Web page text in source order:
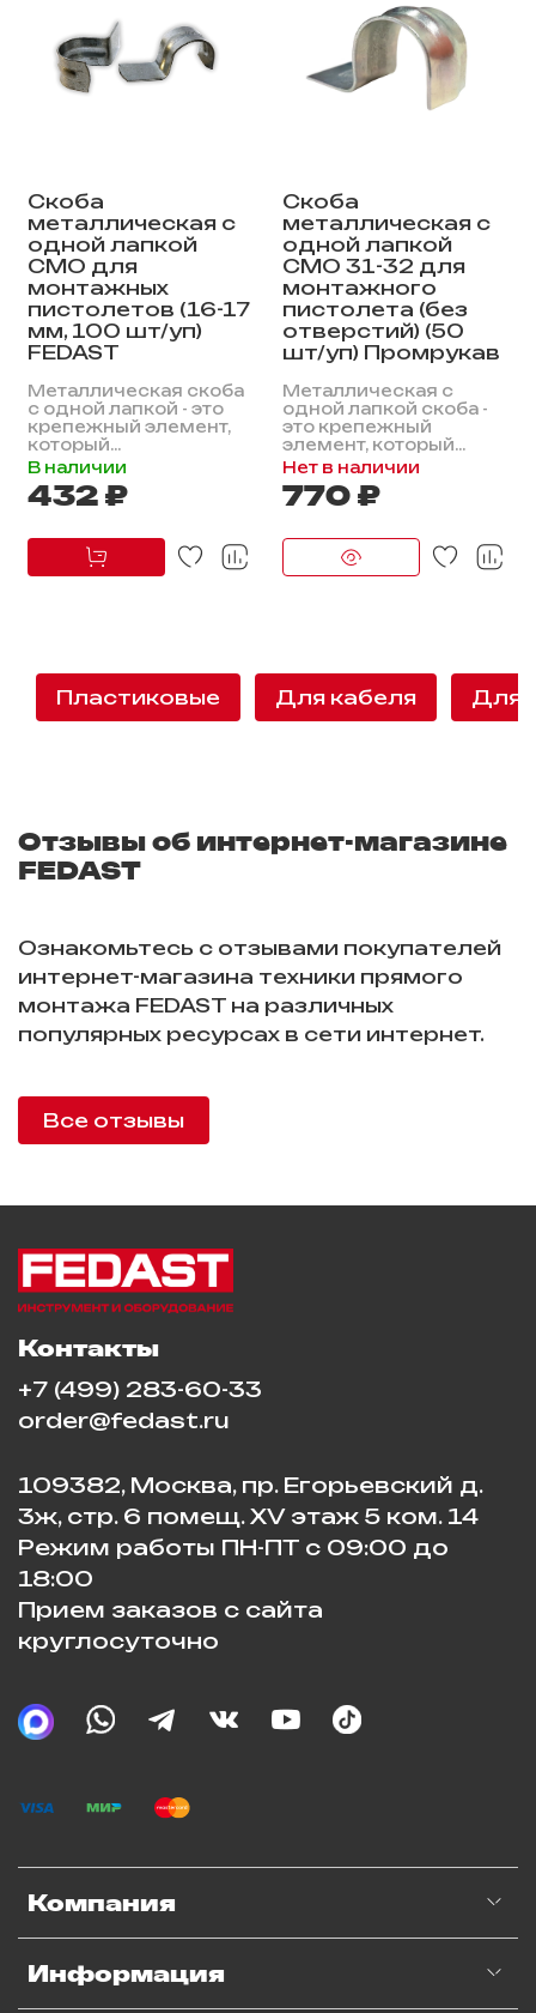
Скоба
металлическая с
одной лапкой
СМО для
монтажных
пистолетов (16-17
мм, 100 шт/уп)
FEDAST
Металлическая скоба
с одной лапкой - это
крепежный элемент,
который...
В наличии
432 ₽
Скоба
металлическая с
одной лапкой
СМО 31-32 для
монтажного
пистолета (без
отверстий) (50
шт/уп) Промрукав
Металлическая с
одной лапкой скоба -
это крепежный
элемент, который...
Нет в наличии
770 ₽
Пластиковые Для кабеля Для
Отзывы об интернет-магазине
FEDAST
Ознакомьтесь с отзывами покупателей
интернет-магазина техники прямого
монтажа FEDAST на различных
популярных ресурсах в сети интернет.
Все отзывы
Компания
Информация
Контакты
+7 (499) 283-60-33
order@fedast.ru
109382, Москва, пр. Егорьевский д.
3ж, стр. 6 помещ. XV этаж 5 ком. 14
Режим работы ПН-ПТ с 09:00 до
18:00
Прием заказов с сайта
круглосуточно